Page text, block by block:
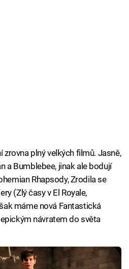
zrovna plný velkých filmů. Jasně,
a Bumblebee, jinak ale bodují
Rhapsody, Zrodila se
(Zlý časy v El Royale,
máme nová Fantastická
návratem do světa